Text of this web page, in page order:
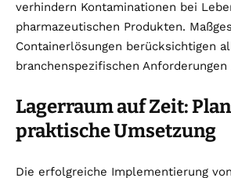
verhindern Kontaminationen bei
pharmazeutischen Produkten.
Containerlösungen berücksichtigen
branchenspezifischen
Lagerraum auf Zeit:
praktische Umsetzung
Die erfolgreiche Implementierung